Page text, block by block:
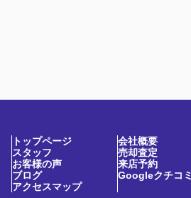
トップページ
スタッフ
お客様の声
ブログ
アクセスマップ
会社概要
売却査定
来店予約
Googleクチコミ